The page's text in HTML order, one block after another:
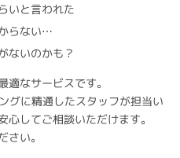
いと言われた
らない…
ないのかも？
適なサービスです。
グに精通したスタッフが担当い
してご相談いただけます。
い。